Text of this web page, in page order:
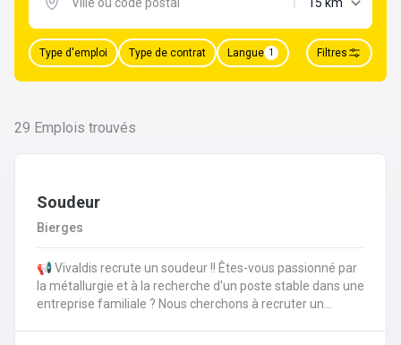
distance
Type d'emploi Type de contrat Langue 1 Filtres
29 Emplois trouvés
Soudeur
Bierges
📢 Vivaldis recrute un soudeur !! Êtes-vous passionné par
la métallurgie et à la recherche d'un poste stable dans une
entreprise familiale ? Nous cherchons à recruter un